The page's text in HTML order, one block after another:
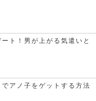
ト！男が上がる気遣いと
でアノ子をゲットする方法